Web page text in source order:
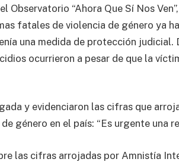
Observatorio “Ahora Que Sí Nos
fatales de violencia de género ya
una medida de protección judicial.
ocurrieron a pesar de que la
y evidenciaron las cifras que
género en el país: “Es urgente una
las cifras arrojadas por Amnistía